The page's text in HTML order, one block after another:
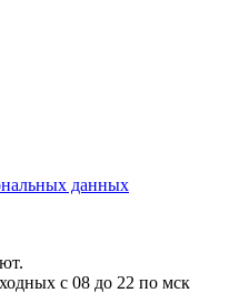
данных
с 08 до 22 по мск